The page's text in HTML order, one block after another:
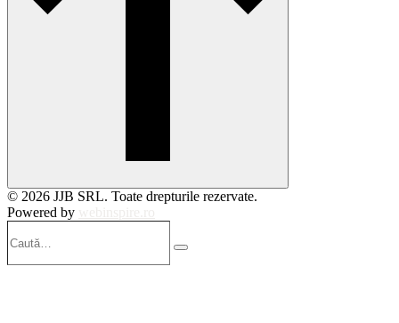
© 2026 JJB SRL. Toate drepturile rezervate.
Powered by
Search